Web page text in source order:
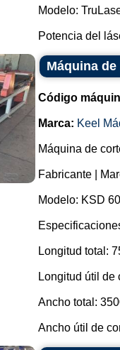
Modelo:
Potencia del
Máquina
Código
Marca: Keel
Máquina de
Fabricante |
Modelo: KSD
Longitud total:
Longitud útil de
Ancho total:
Ancho útil de